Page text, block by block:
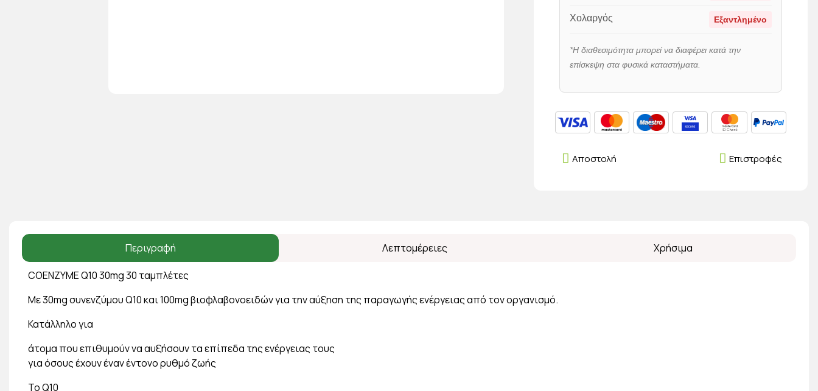
Χολαργός Εξαντλημένο
*Η διαθεσιμότητα μπορεί να διαφέρει κατά την
επίσκεψη στα φυσικά καταστήματα.
Επιστροφές
Αποστολή
Περιγραφή Λεπτομέρειες Χρήσιμα
COENZYME Q10 30mg 30 ταμπλέτες
Με 30mg συνενζύμου Q10 και 100mg βιοφλαβονοειδών για την αύξηση της παραγωγής ενέργειας από τον οργανισμό.
Κατάλληλο για
άτομα που επιθυμούν να αυξήσουν τα επίπεδα της ενέργειας τους
για όσους έχουν έναν έντονο ρυθμό ζωής
Το Q10